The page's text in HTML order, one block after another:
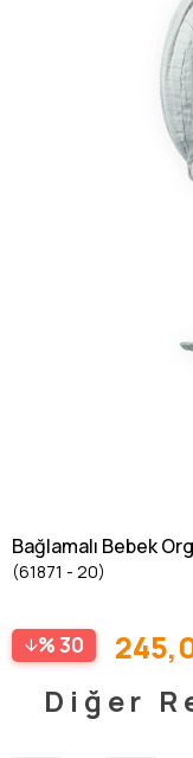
Bağlamalı Bebek
Mint Yeşil
(61871 - 20)
30
Diğer